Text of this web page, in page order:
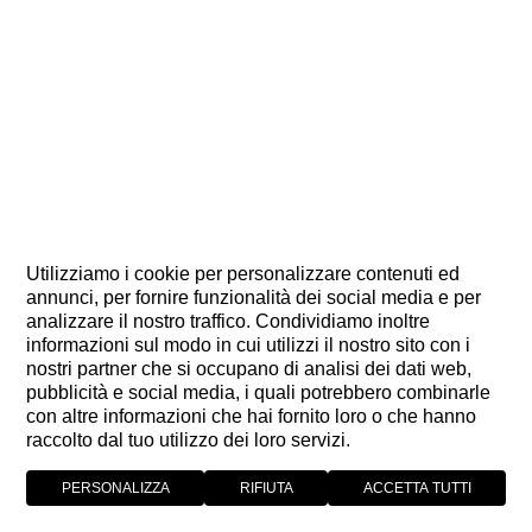
Utilizziamo i cookie per personalizzare contenuti ed
annunci, per fornire funzionalità dei social media e per
analizzare il nostro traffico. Condividiamo inoltre
informazioni sul modo in cui utilizzi il nostro sito con i
nostri partner che si occupano di analisi dei dati web,
pubblicità e social media, i quali potrebbero combinarle
con altre informazioni che hai fornito loro o che hanno
raccolto dal tuo utilizzo dei loro servizi.
PERSONALIZZA RIFIUTA ACCETTA TUTTI